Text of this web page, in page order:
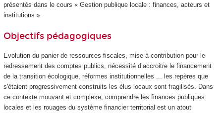
présentés dans le cours « Gestion publique locale : finances, acteurs et
institutions »
Objectifs pédagogiques
Evolution du panier de ressources fiscales, mise à contribution pour le
redressement des comptes publics, nécessité d’accroitre le financement
de la transition écologique, réformes institutionnelles ... les repères que
s'étaient progressivement construits les élus locaux sont fragilisés. Dans
ce contexte mouvant et complexe, comprendre les finances publiques
locales et les rouages du système financier territorial est un atout